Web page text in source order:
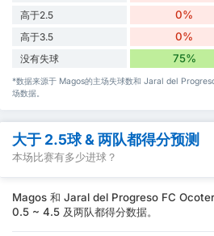
高于2.5 0%
高于3.5 0%
没有失球 75%
*数据来源于 Magos的主场失球数和 Jaral del
场数据。
大于 2.5球 & 两队都得分预测
本场比赛有多少进球？
Magos 和 Jaral del Progreso FC
0.5 ~ 4.5 及两队都得分数据。